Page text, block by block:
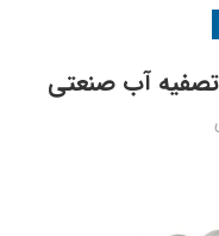
تصفیه آب صنعتی